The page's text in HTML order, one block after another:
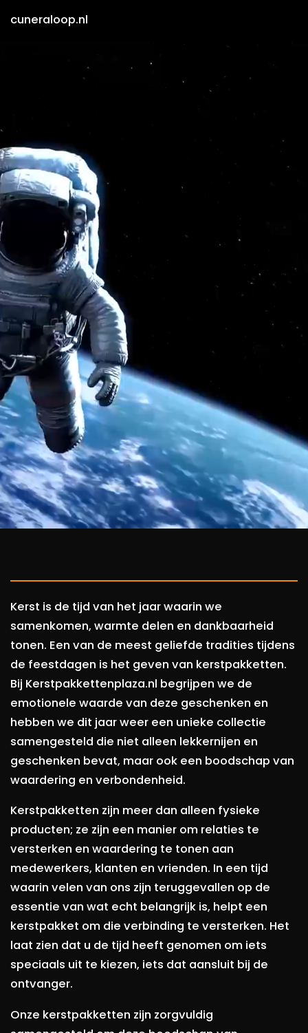
cuneraloop.nl
Kerst is de tijd van het jaar waarin we
samenkomen, warmte delen en dankbaarheid
tonen. Een van de meest geliefde tradities tijdens
de feestdagen is het geven van kerstpakketten.
Bij Kerstpakkettenplaza.nl begrijpen we de
emotionele waarde van deze geschenken en
hebben we dit jaar weer een unieke collectie
samengesteld die niet alleen lekkernijen en
geschenken bevat, maar ook een boodschap van
waardering en verbondenheid.
Kerstpakketten zijn meer dan alleen fysieke
producten; ze zijn een manier om relaties te
versterken en waardering te tonen aan
medewerkers, klanten en vrienden. In een tijd
waarin velen van ons zijn teruggevallen op de
essentie van wat echt belangrijk is, helpt een
kerstpakket om die verbinding te versterken. Het
laat zien dat u de tijd heeft genomen om iets
speciaals uit te kiezen, iets dat aansluit bij de
ontvanger.
Onze kerstpakketten zijn zorgvuldig